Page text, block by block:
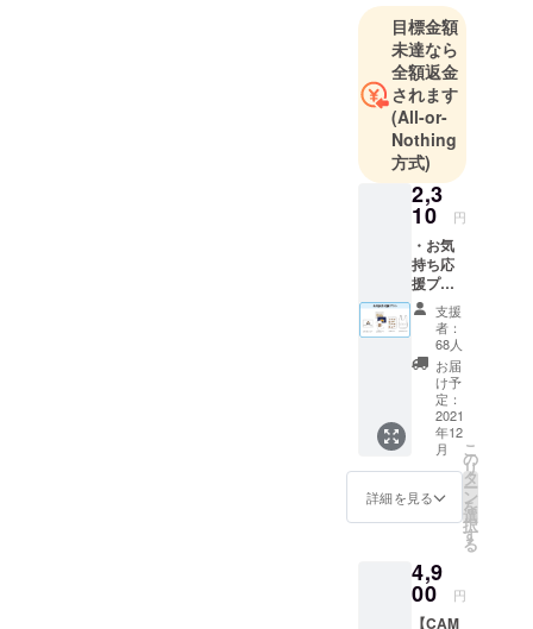
品化実現を
目指して、
クリエイ
ターとのコ
ラボ企画や
自社オリジ
ナルのアイ
テム企画を
行ってま
◾️営業日のご
案内
営業時間：
平日 10:00〜
18:00 (土日
祝、年末年
始除く)
せから3営業
返信させて
いただきま
目標金額
未達なら
全額返金
されます
(All-or-
Nothing
方式)
2,3
10 円
・お気
持ち応
援プラ
ン ①サ
ン
キュー
レ
ター
②ポス
トカー
ド ③ス
テッ
カー ④
マル
シェ
イメー
ジで
す。 消
支援
者：
68人
お届
け予
定：
2021
年12
月
詳細を見る
こ
の
リ
タ
ー
ン
を
選
択
す
る
4,9
00 円
【CAM